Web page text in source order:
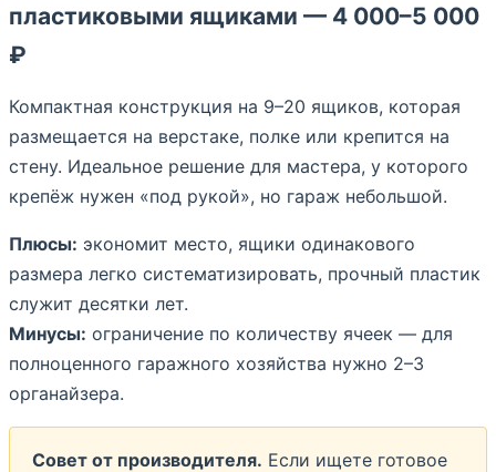
пластиковыми ящиками — 4 000–5 000
₽
Компактная конструкция на 9–20 ящиков, которая
размещается на верстаке, полке или крепится на
стену. Идеальное решение для мастера, у которого
крепёж нужен «под рукой», но гараж небольшой.
Плюсы: экономит место, ящики одинакового
размера легко систематизировать, прочный пластик
служит десятки лет.
Минусы: ограничение по количеству ячеек — для
полноценного гаражного хозяйства нужно 2–3
органайзера.
Совет от производителя. Если ищете готовое